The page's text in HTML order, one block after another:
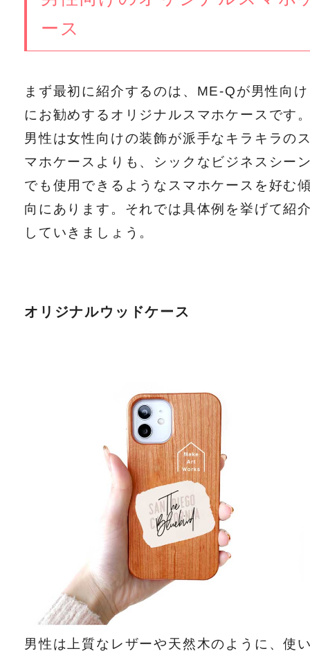
ース
まず最初に紹介するのは、ME-Qが男性向け
にお勧めするオリジナルスマホケースです
男性は女性向けの装飾が派手なキラキラの
マホケースよりも、シックなビジネスシー
でも使用できるようなスマホケースを好む
向にあります。それでは具体例を挙げて紹
していきましょう。
オリジナルウッドケース
男性は上質なレザーや天然木のように、使